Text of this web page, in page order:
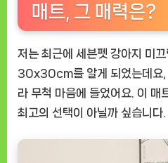
매트, 그 매력은?
저는 최근에 세븐펫 강아지 미
30x30cm를 알게 되었는데요,
라 무척 마음에 들었어요. 이 매
최고의 선택이 아닐까 싶습니다.